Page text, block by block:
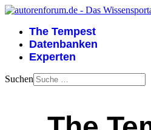
The Tempest
Datenbanken
Experten
Suchen